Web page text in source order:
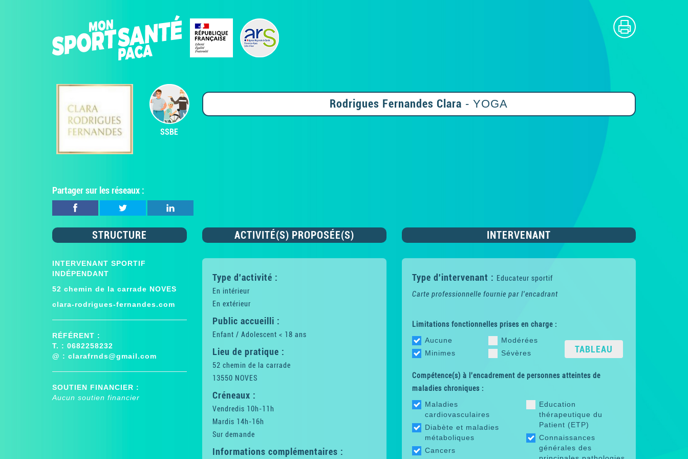
SSBE
Rodrigues Fernandes Clara - YOGA
Partager sur les réseaux :
STRUCTURE
INTERVENANT SPORTIF
INDÉPENDANT
52 chemin de la carrade NOVES
clara-rodrigues-fernandes.com
RÉFÉRENT :
T. : 0682258232
@ : clarafrnds@gmail.com
SOUTIEN FINANCIER :
Aucun soutien financier
ACTIVITÉ(S) PROPOSÉE(S)
Type d'activité :
En intérieur
En extérieur
Public accueilli :
Enfant / Adolescent < 18 ans
Lieu de pratique :
52 chemin de la carrade
13550 NOVES
Créneaux :
Vendredis 10h-11h
Mardis 14h-16h
Sur demande
Informations complémentaires :
INTERVENANT
Type d'intervenant : Educateur sportif
Carte professionnelle fournie par l'encadrant
Limitations fonctionnelles prises en charge :
Aucune
Minimes
Modérées
Sévères
TABLEAU
Compétence(s) à l'encadrement de personnes atteintes de
maladies chroniques :
Maladies
cardiovasculaires
Diabète et maladies
métaboliques
Cancers
Education
thérapeutique du
Patient (ETP)
Connaissances
générales des